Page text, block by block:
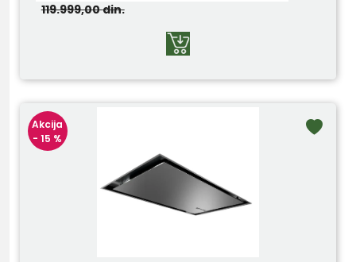
119.999,00din.
Akcija
- 15 %